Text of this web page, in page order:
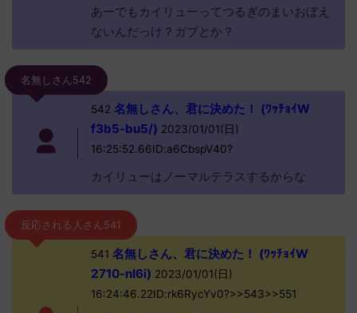
あーでもカイリューってつるぎのまいおぼえ
ないんだっけ？ガブとか？
名無しさん542
542 名無しさん、君に決めた！ (ﾜｯﾁｮｲW
f3b5-bu5/) 2023/01/01(日)
16:25:52.66ID:a6CbspV40?
カイリューはノーマルテラスするからな
反応される人さん541
541 名無しさん、君に決めた！ (ﾜｯﾁｮｲW
2710-nI6i) 2023/01/01(日)
16:24:46.22ID:rk6RycYv0?>>543>>551